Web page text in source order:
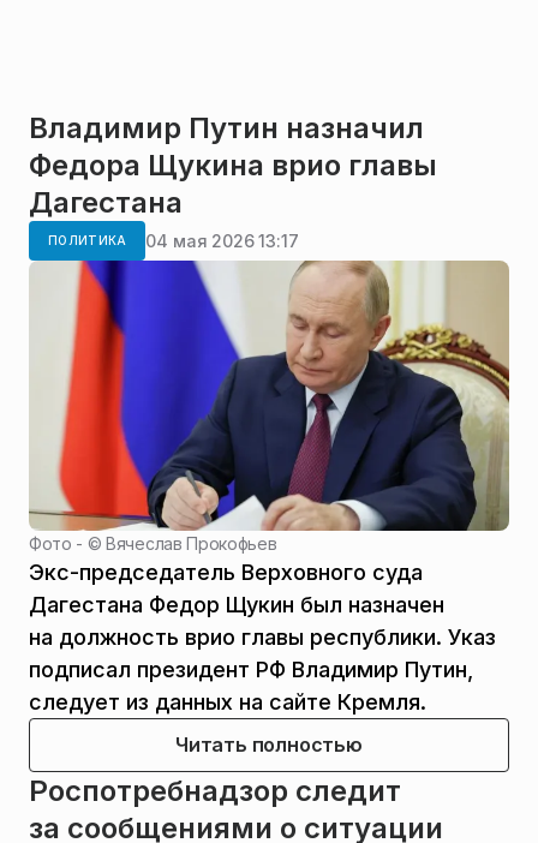
Владимир Путин назначил
Федора Щукина врио главы
Дагестана
ПОЛИТИКА 04 мая 2026 13:17
Фото - ©Вячеслав Прокофьев
Экс-председатель Верховного суда
Дагестана Федор Щукин был назначен
на должность врио главы республики. Указ
подписал президент РФ Владимир Путин,
следует из данных на сайте Кремля.
Читать полностью
Роспотребнадзор следит
за сообщениями о ситуации